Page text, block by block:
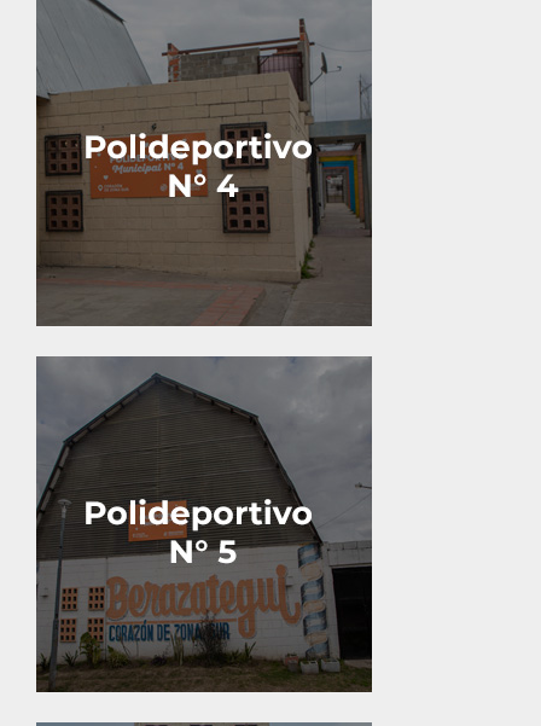
Calle 164 entre 29 y 30.
Calle 27 y 131.